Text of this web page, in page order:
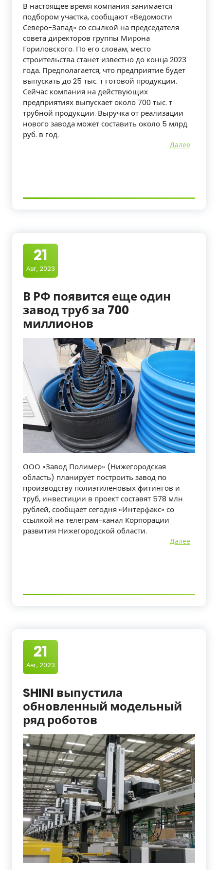
В настоящее время компания занимается
подбором участка, сообщают «Ведомости
Северо-Запад» со ссылкой на председателя
совета директоров группы Мирона
Гориловского. По его словам, место
строительства станет известно до конца 2023
года. Предполагается, что предприятие будет
выпускать до 25 тыс. т готовой продукции.
Сейчас компания на действующих
предприятиях выпускает около 700 тыс. т
трубной продукции. Выручка от реализации
нового завода может составить около 5 млрд
руб. в год.
Далее
21
Авг, 2023
В РФ появится еще один
завод труб за 700
миллионов
ООО «Завод Полимер» (Нижегородская
область) планирует построить завод по
производству полиэтиленовых фитингов и
труб, инвестиции в проект составят 578 млн
рублей, сообщает сегодня «Интерфакс» со
ссылкой на телеграм-канал Корпорации
развития Нижегородской области.
Далее
21
Авг, 2023
SHINI выпустила
обновленный модельный
ряд роботов